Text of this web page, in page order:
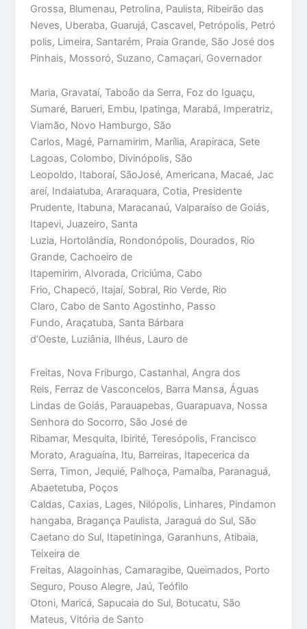
Grossa, Blumenau, Petrolina, Paulista, Ribeirão das
Neves, Uberaba, Guarujá, Cascavel, Petrópolis, Petró
polis, Limeira, Santarém, Praia Grande, São José dos
Pinhais, Mossoró, Suzano, Camaçari, Governador
Maria, Gravataí, Taboão da Serra, Foz do Iguaçu,
Sumaré, Barueri, Embu, Ipatinga, Marabá, Imperatriz,
Viamão, Novo Hamburgo, São
Carlos, Magé, Parnamirim, Marília, Arapiraca, Sete
Lagoas, Colombo, Divinópolis, São
Leopoldo, Itaboraí, SãoJosé, Americana, Macaé, Jac
areí, Indaiatuba, Araraquara, Cotia, Presidente
Prudente, Itabuna, Maracanaú, Valparaíso de Goiás,
Itapevi, Juazeiro, Santa
Luzia, Hortolândia, Rondonópolis, Dourados, Rio
Grande, Cachoeiro de
Itapemirim, Alvorada, Criciúma, Cabo
Frio, Chapecó, Itajaí, Sobral, Rio Verde, Rio
Claro, Cabo de Santo Agostinho, Passo
Fundo, Araçatuba, Santa Bárbara
d’Oeste, Luziânia, Ilhéus, Lauro de
Freitas, Nova Friburgo, Castanhal, Angra dos
Reis, Ferraz de Vasconcelos, Barra Mansa, Águas
Lindas de Goiás, Parauapebas, Guarapuava, Nossa
Senhora do Socorro, São José de
Ribamar, Mesquita, Ibirité, Teresópolis, Francisco
Morato, Araguaína, Itu, Barreiras, Itapecerica da
Serra, Timon, Jequié, Palhoça, Parnaíba, Paranaguá,
Abaetetuba, Poços
Caldas, Caxias, Lages, Nilópolis, Linhares, Pindamon
hangaba, Bragança Paulista, Jaraguá do Sul, São
Caetano do Sul, Itapetininga, Garanhuns, Atibaia,
Teixeira de
Freitas, Alagoinhas, Camaragibe, Queimados, Porto
Seguro, Pouso Alegre, Jaú, Teófilo
Otoni, Maricá, Sapucaia do Sul, Botucatu, São
Mateus, Vitória de Santo